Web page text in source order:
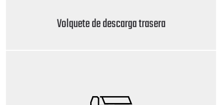
Volquete de descarga trasera